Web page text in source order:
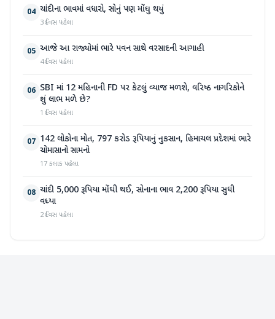
04 ચાંદીના ભાવમાં વધારો, સોનું પણ મોંઘુ થયું
3 દિવસ પહેલા
05 આજે આ રાજ્યોમાં ભારે પવન સાથે વરસાદની આગાહી
4 દિવસ પહેલા
06 SBI માં 12 મહિનાની FD પર કેટલું વ્યાજ મળશે, વરિષ્ઠ નાગરિકોને
શું લાભ મળે છે?
1 દિવસ પહેલા
07 142 લોકોના મોત, 797 કરોડ રૂપિયાનું નુકસાન, હિમાચલ પ્રદેશમાં ભારે
ચોમાસાનો સામનો
17 કલાક પહેલા
08 ચાંદી 5,000 રૂપિયા મોંઘી થઈ, સોનાના ભાવ 2,200 રૂપિયા સુધી
વધ્યા
2 દિવસ પહેલા